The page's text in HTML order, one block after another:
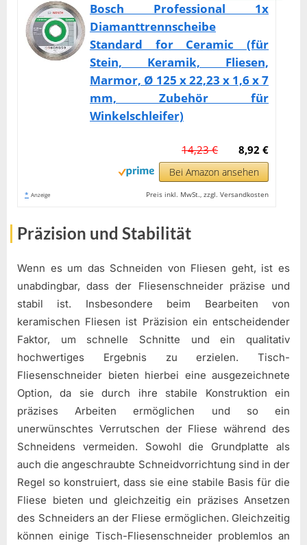
Bosch Professional 1x
Diamanttrennscheibe
Standard for Ceramic (für
Stein, Keramik, Fliesen,
Marmor, Ø 125 x 22,23 x 1,6 x 7
mm, Zubehör für
Winkelschleifer)
8,92 €
14,23 €
Bei Amazon ansehen
* Anzeige Preis inkl. MwSt., zzgl. Versandkosten
Präzision und Stabilität
Wenn es um das Schneiden von Fliesen geht, ist es
unabdingbar, dass der Fliesenschneider präzise und
stabil ist. Insbesondere beim Bearbeiten von
keramischen Fliesen ist Präzision ein entscheidender
Faktor, um schnelle Schnitte und ein qualitativ
hochwertiges Ergebnis zu erzielen. Tisch-
Fliesenschneider bieten hierbei eine ausgezeichnete
Option, da sie durch ihre stabile Konstruktion ein
präzises Arbeiten ermöglichen und so ein
unerwünschtes Verrutschen der Fliese während des
Schneidens vermeiden. Sowohl die Grundplatte als
auch die angeschraubte Schneidvorrichtung sind in der
Regel so konstruiert, dass sie eine stabile Basis für die
Fliese bieten und gleichzeitig ein präzises Ansetzen
des Schneiders an der Fliese ermöglichen. Gleichzeitig
können einige Tisch-Fliesenschneider problemlos an